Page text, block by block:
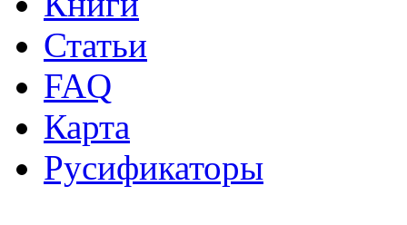
Статьи
FAQ
Карта
Русификаторы